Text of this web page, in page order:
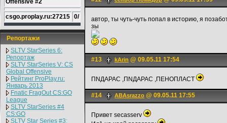
Offensive #2
csgo.proplay.ru:27215 0/
Репортажи
SLTV StarSeries 6:
Репортаж
SLTV StarSeries V: CS
Global Offensive
Рейтинг ProPlay.ru:
Январь 2013
Fnatic FragOut CS:GO
League
SLTV StarSeries #4
CS:GO
SLTV Star Series #3:
автор, ты чуть-чуть попал в историю, я
зы
#13 kArin @ 09.05.11 17:54
ПNДАРАС ,ПNДАРАС ,ПЕНОПЛАСТ
#14 ABAsrazzo @ 09.05.11 17:55
Привет secasserv